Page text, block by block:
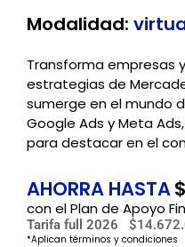
Modalidad:
Transforma empresas
estrategias de
sumerge en el mundo
Google Ads y Meta
para destacar en el
AHORRA HASTA
con el Plan de Apoyo
Tarifa full 2026
*Aplican términos y condiciones